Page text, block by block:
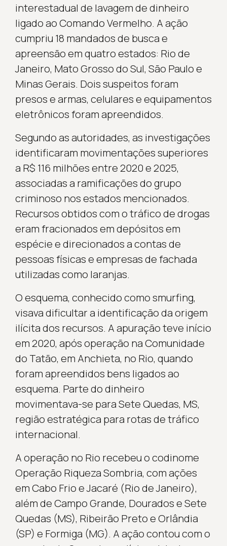
interestadual de lavagem de dinheiro
ligado ao Comando Vermelho. A ação
cumpriu 18 mandados de busca e
apreensão em quatro estados: Rio de
Janeiro, Mato Grosso do Sul, São Paulo e
Minas Gerais. Dois suspeitos foram
presos e armas, celulares e equipamentos
eletrônicos foram apreendidos.
Segundo as autoridades, as investigações
identificaram movimentações superiores
a R$ 116 milhões entre 2020 e 2025,
associadas a ramificações do grupo
criminoso nos estados mencionados.
Recursos obtidos com o tráfico de drogas
eram fracionados em depósitos em
espécie e direcionados a contas de
pessoas físicas e empresas de fachada
utilizadas como laranjas.
O esquema, conhecido como smurfing,
visava dificultar a identificação da origem
ilícita dos recursos. A apuração teve início
em 2020, após operação na Comunidade
do Tatão, em Anchieta, no Rio, quando
foram apreendidos bens ligados ao
esquema. Parte do dinheiro
movimentava-se para Sete Quedas, MS,
região estratégica para rotas de tráfico
internacional.
A operação no Rio recebeu o codinome
Operação Riqueza Sombria, com ações
em Cabo Frio e Jacaré (Rio de Janeiro),
além de Campo Grande, Dourados e Sete
Quedas (MS), Ribeirão Preto e Orlândia
(SP) e Formiga (MG). A ação contou com o